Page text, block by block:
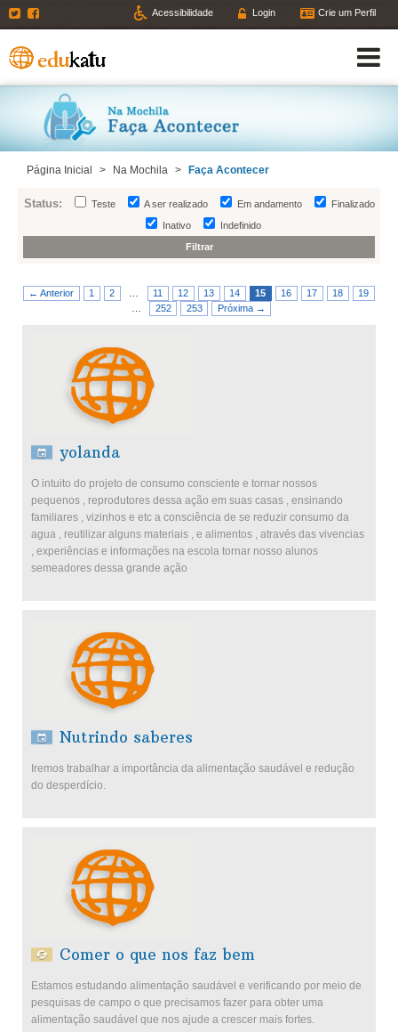
Twitter Acessibilidade Login Crie um Perfil
Página Inicial > Na Mochila > Faça Acontecer
Status: Teste A ser realizado Em andamento
Finalizado
Inativo
Indefinido
← Anterior 1 2 11 12 13 14 15 16 17 18
19
252 253 Próxima →
yolanda
O intuito do projeto de consumo consciente e tornar nossos
pequenos , reprodutores dessa ação em suas casas , ensinando
familiares , vizinhos e etc a consciência de se reduzir consumo da
agua , reutilizar alguns materiais , e alimentos , através das vivencias
, experiências e informações na escola tornar nosso alunos
semeadores dessa grande ação
Nutrindo saberes
Iremos trabalhar a importância da alimentação saudável e redução
do desperdício.
Comer o que nos faz bem
Estamos estudando alimentação saudável e verificando por meio de
pesquisas de campo o que precisamos fazer para obter uma
alimentação saudável que nos ajude a crescer mais fortes.